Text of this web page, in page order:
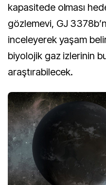
kapasitede olması
gözlemevi, GJ
inceleyerek yaşam
biyolojik gaz izlerinin
araştırabilecek.